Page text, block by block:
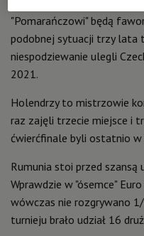
"Pomarańczowi" będą
podobnej sytuacji trzy lata
niespodziewanie ulegli
2021.
Holendrzy to mistrzowie
raz zajęli trzecie miejsce i
ćwierćfinale byli ostatnio w
Rumunia stoi przed szansą
Wprawdzie w "ósemce"
wówczas nie rozgrywano
turnieju brało udział 16